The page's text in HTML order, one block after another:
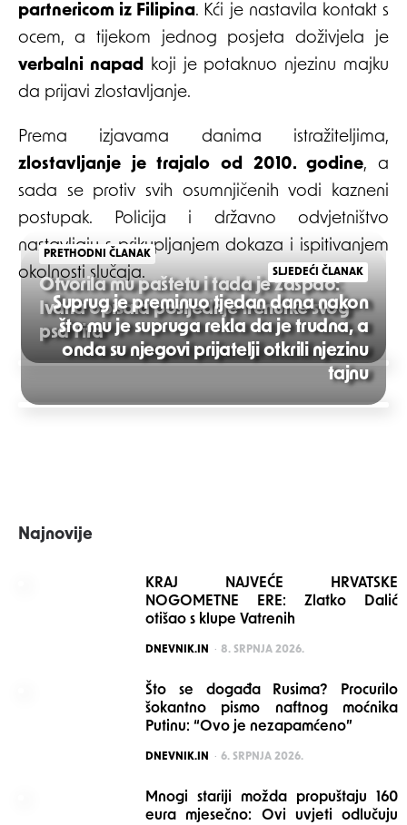
partnericom iz Filipina. Kći je nastavila kontakt s
ocem, a tijekom jednog posjeta doživjela je
verbalni napadkoji je potaknuo njezinu majku
da prijavi zlostavljanje.
Prema izjavama danima istražiteljima,
zlostavljanje je trajalo od 2010. godine, a
sada se protiv svih osumnjičenih vodi kazneni
postupak. Policija i državno odvjetništvo
nastavljaju s prikupljanjem dokaza i ispitivanjem
okolnosti slučaja.
Post
navigation
PRETHODNI ČLANAK
Otvorila mu paštetu i tada je zaspao:
Ivana opisala posljednje trenutke svog
psa Tita
SLJEDEĆI ČLANAK
Suprug je preminuo tjedan dana nakon
što mu je supruga rekla da je trudna, a
onda su njegovi prijatelji otkrili njezinu
tajnu
Najnovije
KRAJ NAJVEĆE HRVATSKE
NOGOMETNE ERE: Zlatko Dalić
otišao s klupe Vatrenih
POSTED
DNEVNIK.IN 8. SRPNJA 2026.
Što se događa Rusima? Procurilo
šokantno pismo naftnog moćnika
Putinu: “Ovo je nezapamćeno”
POSTED
DNEVNIK.IN 6. SRPNJA 2026.
Mnogi stariji možda propuštaju 160
eura mjesečno: Ovi uvjeti odlučuju